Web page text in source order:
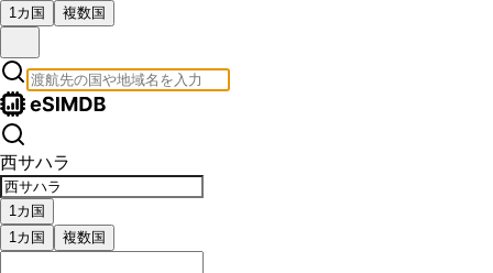
1カ国 複数国
西サハラ
1カ国
1カ国
複数国